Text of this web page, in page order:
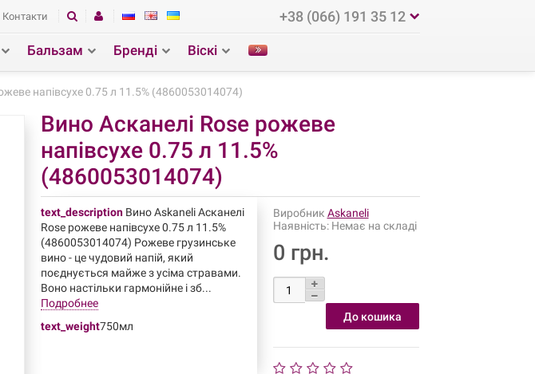
+38 (066) 191 35 12
Контакти
Бальзам Бренді Віскі
Пошук
напівсухе 0.75 л 11.5% (4860053014074)
Вино Асканелі Rose рожеве
напівсухе 0.75 л 11.5%
(4860053014074)
text_description Вино Askaneli Асканелі
Rose рожеве напівсухе 0.75 л 11.5%
(4860053014074) Рожеве грузинське
вино - це чудовий напій, який
поєднується майже з усіма стравами.
Воно настільки гармонійне і зб...
Подробнее
text_weight750мл
Виробник Askaneli
Наявність: Немає на складі
0 грн.